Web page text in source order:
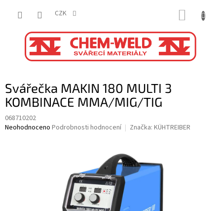
CZK
Svářečka MAKIN 180 MULTI 3
KOMBINACE MMA/MIG/TIG
068710202
Průměrné
Neohodnoceno Podrobnosti hodnocení Značka: KÜHTREIBER